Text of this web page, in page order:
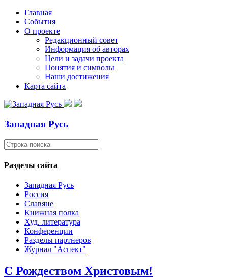
Главная
События
О проекте
Редакционный совет
Информация об авторах
Цели и задачи проекта
Понятия и символы
Наши достижения
Карта сайта
Западная Русь
Разделы сайта
Западная Русь
Россия
Славяне
Книжная полка
Худ. литература
Конференции
Разделы партнеров
Журнал "Аспект"
С Рождеством Христовым!